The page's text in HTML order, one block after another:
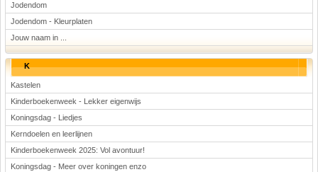
Jodendom
Jodendom - Kleurplaten
Jouw naam in ...
K
Kastelen
Kinderboekenweek - Lekker eigenwijs
Koningsdag - Liedjes
Kerndoelen en leerlijnen
Kinderboekenweek 2025: Vol avontuur!
Koningsdag - Meer over koningen enzo